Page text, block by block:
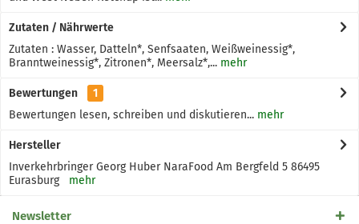
Zutaten / Nährwerte
Zutaten : Wasser, Datteln*, Senfsaaten, Weißweinessig*,
Branntweinessig*, Zitronen*, Meersalz*,... mehr
Bewertungen
1
Bewertungen lesen, schreiben und diskutieren... mehr
Hersteller
Inverkehrbringer Georg Huber NaraFood Am Bergfeld 5 86495
Eurasburg mehr
Newsletter